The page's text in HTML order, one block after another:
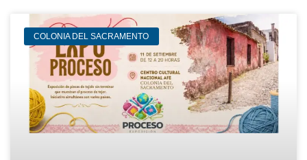
COLONIA DEL SACRAMENTO